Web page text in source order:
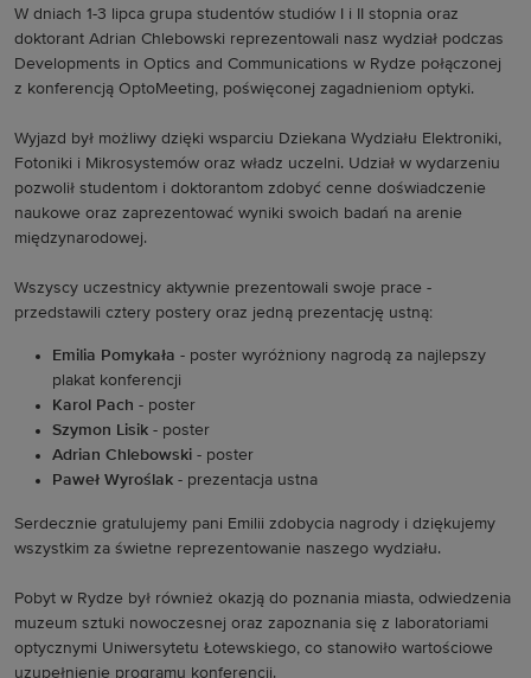
W dniach 1-3 lipca grupa studentów studiów I i II stopnia oraz
doktorant Adrian Chlebowski reprezentowali nasz wydział podczas
Developments in Optics and Communications w Rydze połączonej
z konferencją OptoMeeting, poświęconej zagadnieniom optyki.
Wyjazd był możliwy dzięki wsparciu Dziekana Wydziału Elektroniki,
Fotoniki i Mikrosystemów oraz władz uczelni. Udział w wydarzeniu
pozwolił studentom i doktorantom zdobyć cenne doświadczenie
naukowe oraz zaprezentować wyniki swoich badań na arenie
międzynarodowej.
Wszyscy uczestnicy aktywnie prezentowali swoje prace -
przedstawili cztery postery oraz jedną prezentację ustną:
Emilia Pomykała - poster wyróżniony nagrodą za najlepszy
plakat konferencji
Karol Pach - poster
Szymon Lisik - poster
Adrian Chlebowski - poster
Paweł Wyroślak - prezentacja ustna
Serdecznie gratulujemy pani Emilii zdobycia nagrody i dziękujemy
wszystkim za świetne reprezentowanie naszego wydziału.
Pobyt w Rydze był również okazją do poznania miasta, odwiedzenia
muzeum sztuki nowoczesnej oraz zapoznania się z laboratoriami
optycznymi Uniwersytetu Łotewskiego, co stanowiło wartościowe
uzupełnienie programu konferencji.